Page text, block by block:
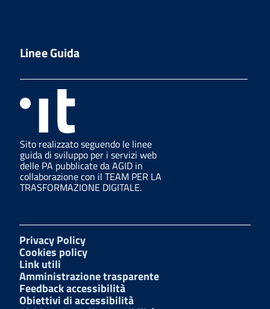
Linee Guida
Sito realizzato seguendo le linee
guida di sviluppo per i servizi web
delle PA pubblicate da AGID in
collaborazione con il TEAM PER LA
TRASFORMAZIONE DIGITALE.
Privacy Policy
Cookies policy
Link utili
Amministrazione trasparente
Feedback accessibilità
Obiettivi di accessibilità